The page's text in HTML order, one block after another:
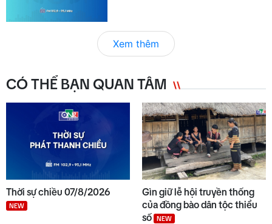
Xem thêm
CÓ THỂ BẠN QUAN TÂM
Thời sự chiều 07/8/2026
NEW
Gìn giữ lễ hội truyền thống
của đồng bào dân tộc thiểu
số
NEW